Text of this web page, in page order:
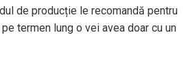
de producție le recomandă pentru
termen lung o vei avea doar cu un